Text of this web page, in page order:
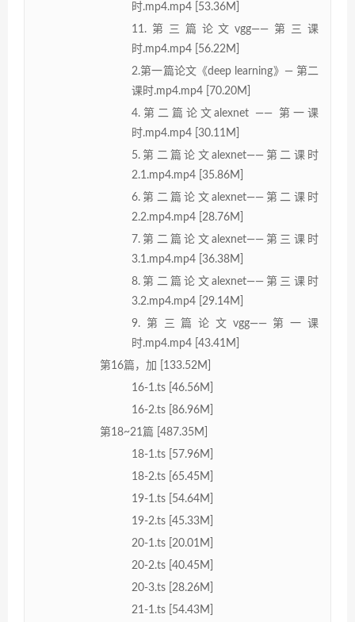
时.mp4.mp4 [53.36M]
11.第三篇论文vgg——第三课
时.mp4.mp4 [56.22M]
2.第一篇论文《deep learning》— 第二
课时.mp4.mp4 [70.20M]
4.第二篇论文alexnet —— 第一课
时.mp4.mp4 [30.11M]
5.第二篇论文alexnet——第二课时
2.1.mp4.mp4 [35.86M]
6.第二篇论文alexnet——第二课时
2.2.mp4.mp4 [28.76M]
7.第二篇论文alexnet——第三课时
3.1.mp4.mp4 [36.38M]
8.第二篇论文alexnet——第三课时
3.2.mp4.mp4 [29.14M]
9.第三篇论文vgg——第一课
时.mp4.mp4 [43.41M]
第16篇，加 [133.52M]
16-1.ts [46.56M]
16-2.ts [86.96M]
第18~21篇 [487.35M]
18-1.ts [57.96M]
18-2.ts [65.45M]
19-1.ts [54.64M]
19-2.ts [45.33M]
20-1.ts [20.01M]
20-2.ts [40.45M]
20-3.ts [28.26M]
21-1.ts [54.43M]